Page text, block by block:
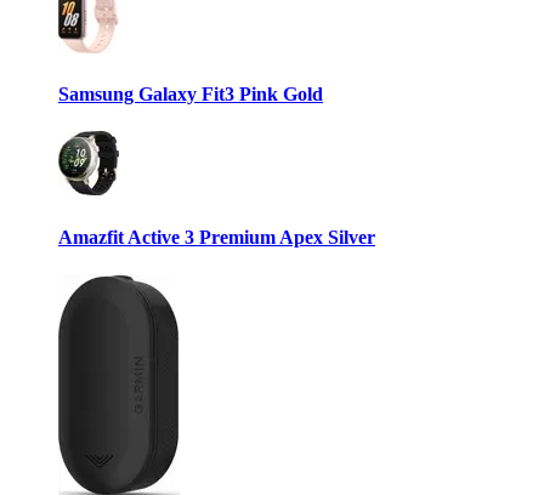
Samsung Galaxy Fit3 Pink Gold
Amazfit Active 3 Premium Apex Silver